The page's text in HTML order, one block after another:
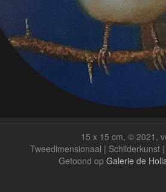
15 x 15 cm, © 2021,
Tweedimensionaal | Schilderkunst
Getoond op Galerie de